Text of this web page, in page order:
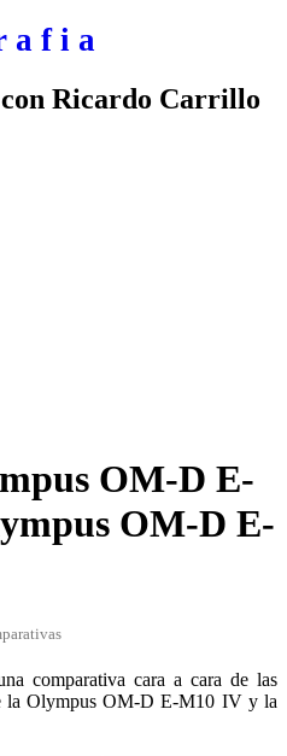
a f i a
Ricardo Carrillo
OM-D E-
OM-D E-
comparativa cara a cara de las
la Olympus OM-D E-M10 IV y la